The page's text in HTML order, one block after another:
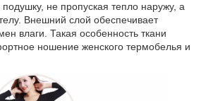
не пропуская тепло наружу, а
Внешний слой обеспечивает
влаги. Такая особенность ткани
ношение женского термобелья и